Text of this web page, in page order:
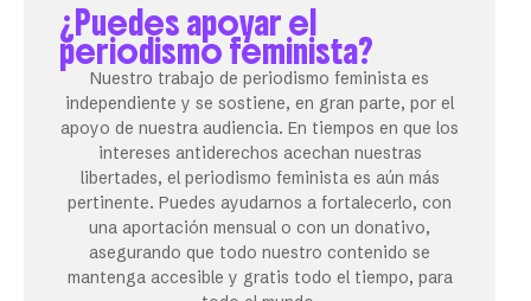
¿Puedes apoyar el
periodismo feminista?
Nuestro trabajo de periodismo feminista es
independiente y se sostiene, en gran parte, por el
apoyo de nuestra audiencia. En tiempos en que los
intereses antiderechos acechan nuestras
libertades, el periodismo feminista es aún más
pertinente. Puedes ayudarnos a fortalecerlo, con
una aportación mensual o con un donativo,
asegurando que todo nuestro contenido se
mantenga accesible y gratis todo el tiempo, para